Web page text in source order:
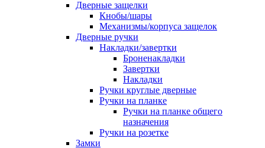
Дверные защелки
Кнобы/шары
Механизмы/корпуса защелок
Дверные ручки
Накладки/завертки
Броненакладки
Завертки
Накладки
Ручки круглые дверные
Ручки на планке
Ручки на планке общего
назначения
Ручки на розетке
Замки